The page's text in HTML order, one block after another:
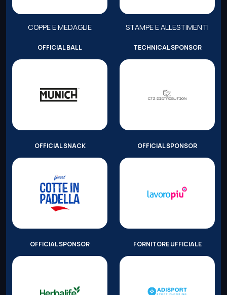
COPPE E MEDAGLIE STAMPE E ALLESTIMENTI
OFFICIAL BALL TECHNICAL SPONSOR
OFFICIAL SNACK OFFICIAL SPONSOR
OFFICIAL SPONSOR FORNITORE UFFICIALE